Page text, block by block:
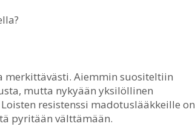
merkittävästi. Aiemmin suositeltiin
mutta nykyään yksilöllinen
resistenssi madotuslääkkeille on
pyritään välttämään.